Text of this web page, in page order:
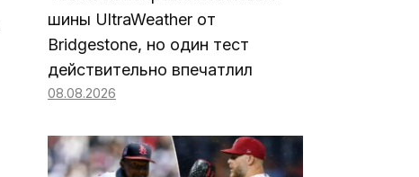
шины UltraWeather от
Bridgestone, но один тест
действительно впечатлил
08.08.2026